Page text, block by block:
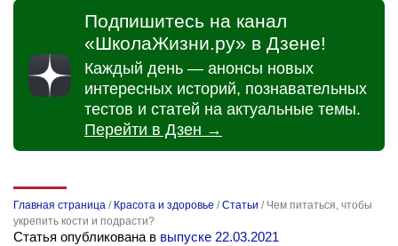
Подпишитесь на канал
«ШколаЖизни.ру» в Дзене!
Каждый день — анонсы новых
интересных историй, познавательных
тестов и статей на актуальные темы.
Перейти в Дзен →
Главная страница / Красота и здоровье /Статьи / Чем питаться, чтобы
укрепить кости и подрасти?
Статья опубликована в выпуске 22.03.2021